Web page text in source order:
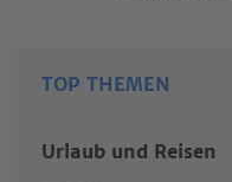
TOP THEMEN
Urlaub und Reisen